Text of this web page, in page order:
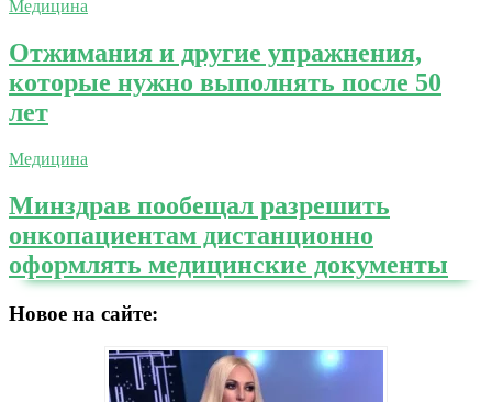
Медицина
Отжимания и другие упражнения,
которые нужно выполнять после 50
лет
Медицина
Минздрав пообещал разрешить
онкопациентам дистанционно
оформлять медицинские документы
Новое на сайте: